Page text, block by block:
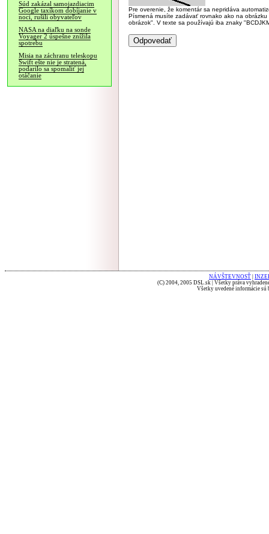
Súd zakázal samojazdiacim
Google taxíkom dobíjanie v
noci, rušili obyvateľov
NASA na diaľku na sonde
Voyager 2 úspešne znížila
spotrebu
Misia na záchranu teleskopu
Swift ešte nie je stratená,
podarilo sa spomaliť jej
otáčanie
Pre overenie, že komentár sa nepridáva
Písmená musíte zadávať rovnako ako na
obrázok". V texte sa používajú iba znaky
NÁVŠTEVNOSŤ
(C) 2004, 2005 DSL.sk | Všetky práva
Všetky uvedené informácie sú